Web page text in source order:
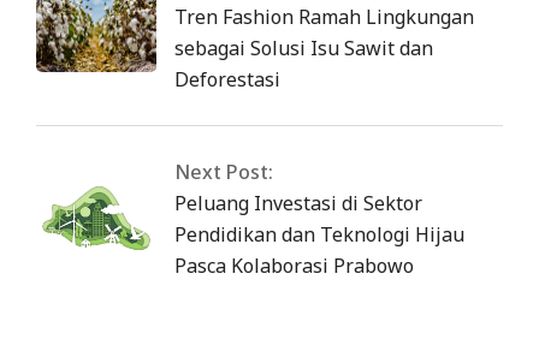
Tren Fashion Ramah Lingkungan
sebagai Solusi Isu Sawit dan
Deforestasi
Next Post:
Peluang Investasi di Sektor
Pendidikan dan Teknologi Hijau
Pasca Kolaborasi Prabowo